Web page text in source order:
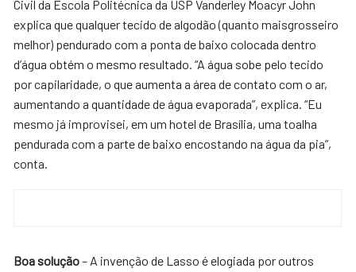
Civil da Escola Politécnica da USP Vanderley Moacyr John
explica que qualquer tecido de algodão (quanto maisgrosseiro
melhor) pendurado com a ponta de baixo colocada dentro
d’água obtém o mesmo resultado. “A água sobe pelo tecido
por capilaridade, o que aumenta a área de contato com o ar,
aumentando a quantidade de água evaporada”, explica. “Eu
mesmo já improvisei, em um hotel de Brasília, uma toalha
pendurada com a parte de baixo encostando na água da pia”,
conta.
Boa solução– A invenção de Lasso é elogiada por outros